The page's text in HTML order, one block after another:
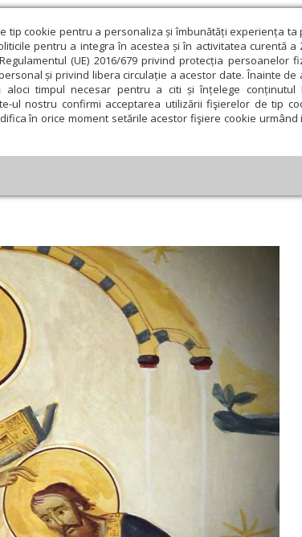
tip cookie pentru a personaliza și îmbunătăți experiența ta
pentru a integra în acestea și în activitatea curentă a
(UE) 2016/679 privind protecția persoanelor
și privind libera circulație a acestor date. Înainte de
aloci timpul necesar pentru a citi și înțelege conținutul
ul nostru confirmi acceptarea utilizării fişierelor de tip
în orice moment setările acestor fişiere cookie
spiritualitate
Evanghelia de Duminică Theologica
Educaţie și Cultură